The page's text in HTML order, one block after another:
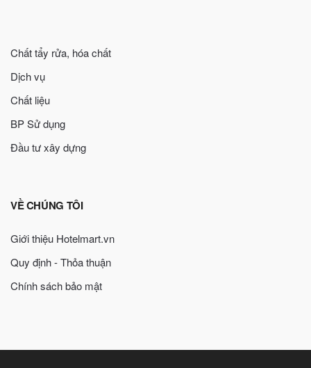
Chất tẩy rửa, hóa chất
Dịch vụ
Chất liệu
BP Sử dụng
Đầu tư xây dựng
VỀ CHÚNG TÔI
Giới thiệu Hotelmart.vn
Quy định - Thỏa thuận
Chính sách bảo mật